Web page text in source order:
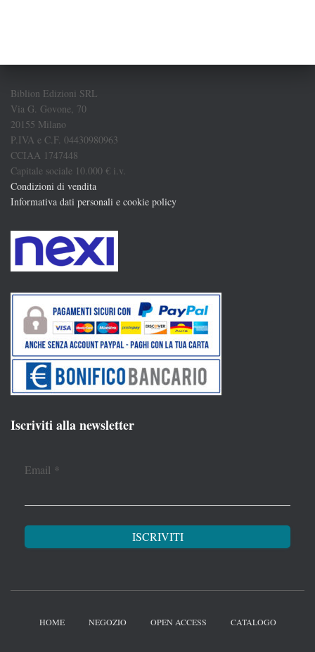
Biblion Edizioni SRL
Via G. Govone, 70
20155 Milano
P.IVA e C.F. 04430980963
CCIAA 1747448
Capitale sociale 10.000 € i.v.
Condizioni di vendita
Informativa dati personali e cookie policy
Iscriviti alla newsletter
Email *
HOME NEGOZIO OPEN ACCESS CATALOGO